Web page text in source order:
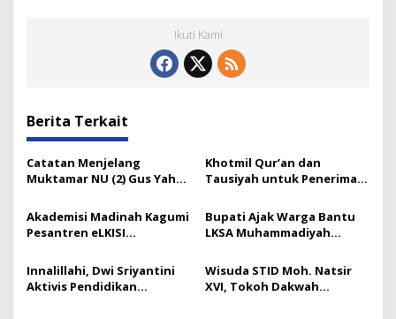
Ikuti Kami
Berita Terkait
Catatan Menjelang
Muktamar NU (2) Gus Yahya
Modern yang Menyandera
Dirinya
Khotmil Qur’an dan
Tausiyah untuk Penerima
Akademisi Madinah Kagumi
Pesantren eLKISI
Bupati Ajak Warga Bantu
LKSA Muhammadiyah
Innalillahi, Dwi Sriyantini
Aktivis Pendidikan
Wisuda STID Moh. Natsir
XVI, Tokoh Dakwah